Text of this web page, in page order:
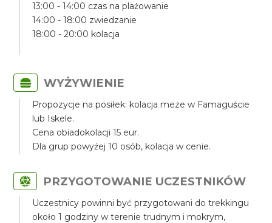
13:00 - 14:00 czas na plażowanie
14:00 - 18:00 zwiedzanie
18:00 - 20:00 kolacja
WYŻYWIENIE
Propozycje na posiłek: kolacja meze w Famaguście
lub Iskele.
Cena obiadokolacji 15 eur.
Dla grup powyżej 10 osób, kolacja w cenie.
PRZYGOTOWANIE UCZESTNIKÓW
Uczestnicy powinni być przygotowani do trekkingu
około 1 godziny w terenie trudnym i mokrym,